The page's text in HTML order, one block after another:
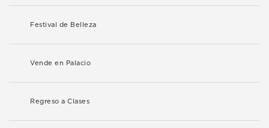
Festival de Belleza
Vende en Palacio
Regreso a Clases